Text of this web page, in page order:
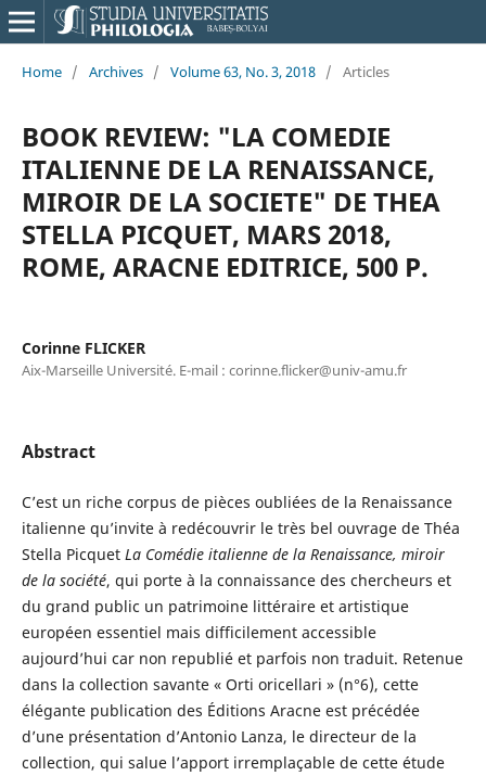
Home / Archives / Volume 63, No. 3, 2018 / Articles
BOOK REVIEW: "LA COMEDIE
ITALIENNE DE LA RENAISSANCE,
MIROIR DE LA SOCIETE" DE THEA
STELLA PICQUET, MARS 2018,
ROME, ARACNE EDITRICE, 500 P.
Corinne FLICKER
Aix-Marseille Université. E-mail : corinne.flicker@univ-amu.fr
Abstract
C’est un riche corpus de pièces oubliées de la Renaissance
italienne qu’invite à redécouvrir le très bel ouvrage de Théa
Stella Picquet La Comédie italienne de la Renaissance, miroir
de la société, qui porte à la connaissance des chercheurs et
du grand public un patrimoine littéraire et artistique
européen essentiel mais difficilement accessible
aujourd’hui car non republié et parfois non traduit. Retenue
dans la collection savante « Orti oricellari » (n°6), cette
élégante publication des Éditions Aracne est précédée
d’une présentation d’Antonio Lanza, le directeur de la
collection, qui salue l’apport irremplaçable de cette étude